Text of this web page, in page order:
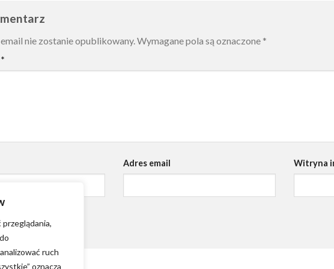
ruch
oznacza
nie zostanie opublikowany.Wymagane pola są oznaczone *
*
Adres email Witryna